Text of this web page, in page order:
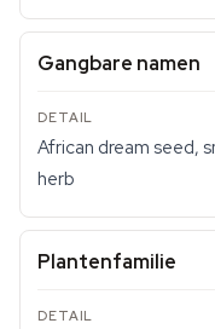
Gangbare namen
African dream seed,
herb
Plantenfamilie